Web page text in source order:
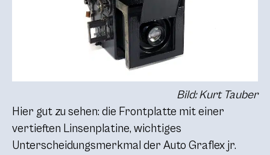
Bild: Kurt Tauber
Hier gut zu sehen: die Frontplatte mit einer
vertieften Linsenplatine, wichtiges
Unterscheidungsmerkmal der Auto Graflex jr.